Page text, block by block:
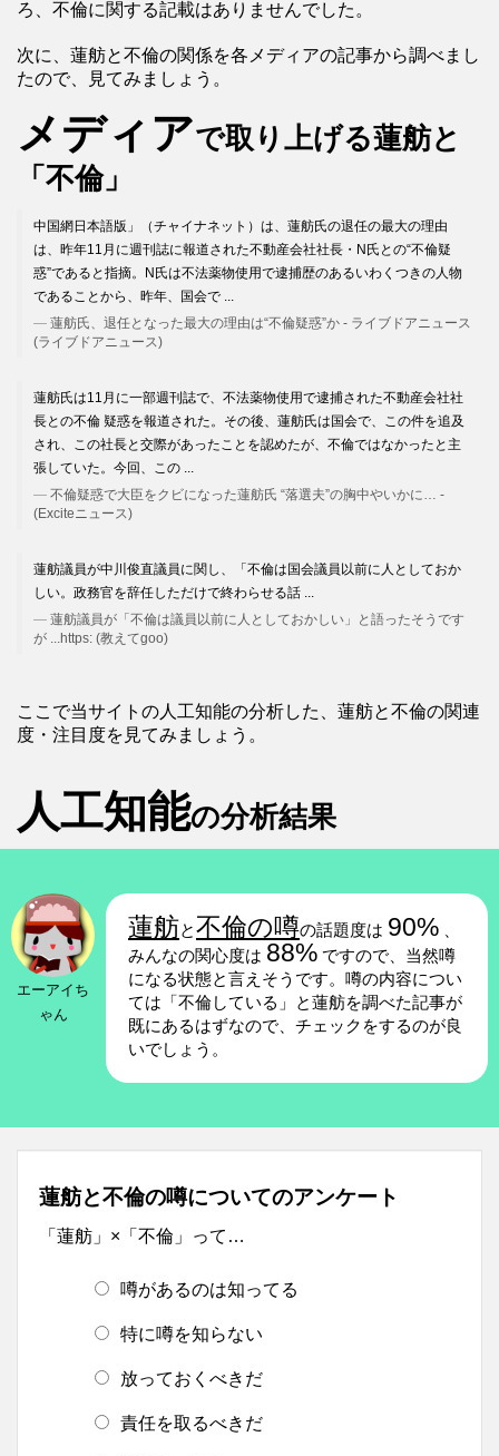
ろ、不倫に関する記載はありませんでした。
次に、蓮舫と不倫の関係を各メディアの記事から調べまし
たので、見てみましょう。
メディアで取り上げる蓮舫と
「不倫」
中国網日本語版」（チャイナネット）は、蓮舫氏の退任の最大の理由
は、昨年11月に週刊誌に報道された不動産会社社長・N氏との“不倫疑
惑”であると指摘。N氏は不法薬物使用で逮捕歴のあるいわくつきの人物
であることから、昨年、国会で ...
蓮舫氏、退任となった最大の理由は“不倫疑惑”か - ライブドアニュース
(ライブドアニュース)
蓮舫氏は11月に一部週刊誌で、不法薬物使用で逮捕された不動産会社社
長との不倫 疑惑を報道された。その後、蓮舫氏は国会で、この件を追及
され、この社長と交際があったことを認めたが、不倫ではなかったと主
張していた。今回、この ...
不倫疑惑で大臣をクビになった蓮舫氏 “落選夫”の胸中やいかに… -
(Exciteニュース)
蓮舫議員が中川俊直議員に関し、「不倫は国会議員以前に人としておか
しい。政務官を辞任しただけで終わらせる話 ...
蓮舫議員が「不倫は議員以前に人としておかしい」と語ったそうです
が ...https: (教えてgoo)
ここで当サイトの人工知能の分析した、蓮舫と不倫の関連
度・注目度を見てみましょう。
人工知能の分析結果
エーアイち
ゃん
蓮舫と不倫の噂の話題度は 90%
みんなの関心度は 88% ですので、当然噂
になる状態と言えそうです。噂の内容につい
ては「不倫している」と蓮舫を調べた記事が
既にあるはずなので、チェックをするのが良
いでしょう。
蓮舫と不倫の噂についてのアンケート
「蓮舫」×「不倫」って…
噂があるのは知ってる
特に噂を知らない
放っておくべきだ
責任を取るべきだ